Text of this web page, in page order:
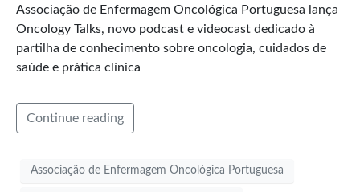
Associação de Enfermagem Oncológica Portuguesa lança
Oncology Talks, novo podcast e videocast dedicado à
partilha de conhecimento sobre oncologia, cuidados de
saúde e prática clínica
Continue reading
Associação de Enfermagem Oncológica Portuguesa